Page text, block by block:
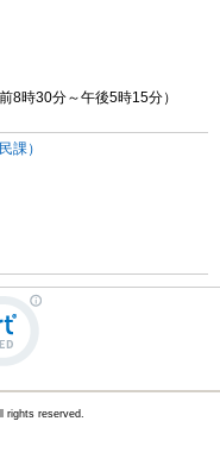
8時30分～午後5時15分）
課）
rights reserved.